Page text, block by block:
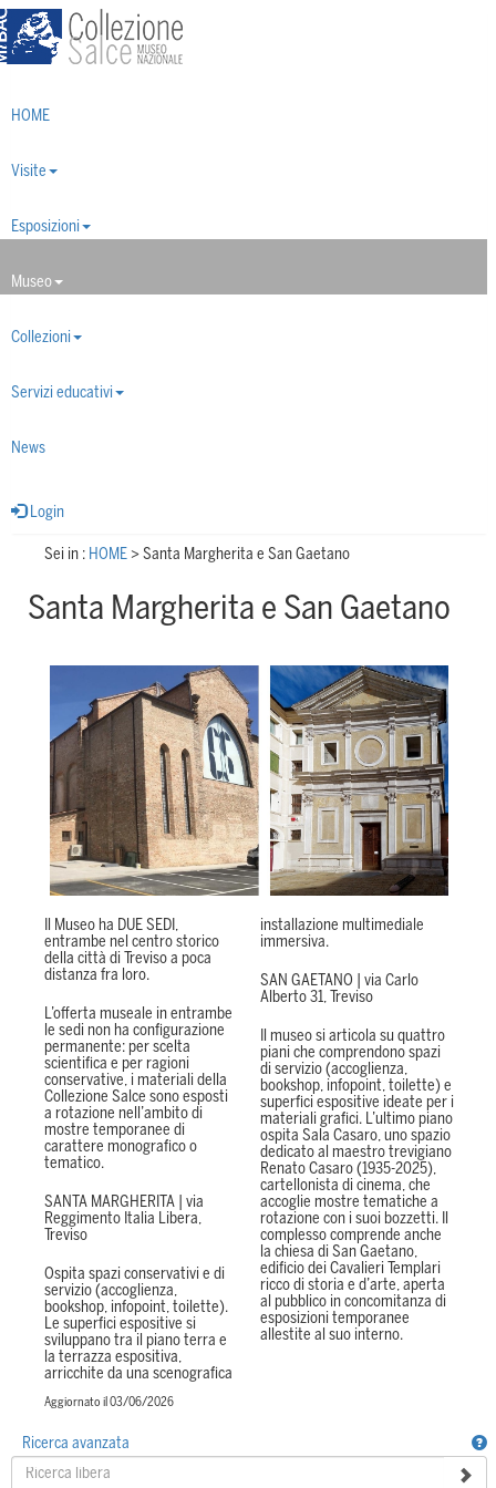
Toggle
navigation
HOME
Visite
Esposizioni
Museo
Collezioni
Servizi educativi
News
Login
Sei in : HOME > Santa Margherita e San Gaetano
Santa Margherita e San Gaetano
Il Museo ha DUE SEDI,
entrambe nel centro storico
della città di Treviso a poca
distanza fra loro.
L’offerta museale in entrambe
le sedi non ha configurazione
permanente: per scelta
scientifica e per ragioni
conservative, i materiali della
Collezione Salce sono esposti
a rotazione nell’ambito di
mostre temporanee di
carattere monografico o
tematico.
SANTA MARGHERITA | via
Reggimento Italia Libera,
Treviso
Ospita spazi conservativi e di
servizio (accoglienza,
bookshop, infopoint, toilette).
Le superfici espositive si
sviluppano tra il piano terra e
la terrazza espositiva,
arricchite da una scenografica
installazione multimediale
immersiva.
SAN GAETANO | via Carlo
Alberto 31, Treviso
Il museo si articola su quattro
piani che comprendono spazi
di servizio (accoglienza,
bookshop, infopoint, toilette) e
superfici espositive ideate per i
materiali grafici. L’ultimo piano
ospita Sala Casaro, uno spazio
dedicato al maestro trevigiano
Renato Casaro (1935-2025),
cartellonista di cinema, che
accoglie mostre tematiche a
rotazione con i suoi bozzetti. Il
complesso comprende anche
la chiesa di San Gaetano,
edificio dei Cavalieri Templari
ricco di storia e d’arte, aperta
al pubblico in concomitanza di
esposizioni temporanee
allestite al suo interno.
Aggiornato il 03/06/2026
Ricerca avanzata